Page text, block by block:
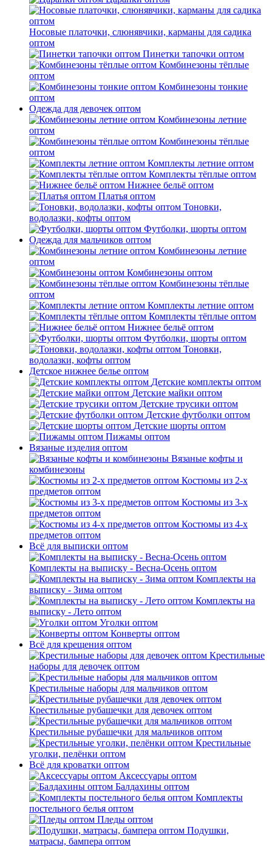
Носовые платочки, слюнявчики, карманы для садика
оптом
Пинетки тапочки оптом
Комбинезоны тёплые
оптом
Комбинезоны тонкие
оптом
Одежда для девочек оптом
Комбинезоны летние
оптом
Комбинезоны тёплые
оптом
Комплекты летние оптом
Комплекты тёплые оптом
Нижнее бельё оптом
Платья оптом
Тоновки,
водолазки, кофты оптом
Футболки, шорты оптом
Одежда для мальчиков оптом
Комбинезоны летние
оптом
Комбинезоны оптом
Комбинезоны тёплые
оптом
Комплекты летние оптом
Комплекты тёплые оптом
Нижнее бельё оптом
Футболки, шорты оптом
Тоновки,
водолазки, кофты оптом
Детское нижнее белье оптом
Детские комплекты оптом
Детские майки оптом
Детские трусики оптом
Детские футболки оптом
Детские шорты оптом
Пижамы оптом
Вязаные изделия оптом
Вязаные кофты и
комбинезоны
Костюмы из 2-х
предметов оптом
Костюмы из 3-х
предметов оптом
Костюмы из 4-х
предметов оптом
Всё для выписки оптом
Комплекты на выписку - Весна-Осень оптом
Комплекты на
выписку - Зима оптом
Комплекты на
выписку - Лето оптом
Уголки оптом
Конверты оптом
Всё для крещения оптом
Крестильные
наборы для девочек оптом
Крестильные наборы для мальчиков оптом
Крестильные рубашечки для девочек оптом
Крестильные рубашечки для мальчиков оптом
Крестильные
уголки, пелёнки оптом
Всё для кроватки оптом
Аксессуары оптом
Балдахины оптом
Комплекты
постельного белья оптом
Пледы оптом
Подушки,
матрасы, бампера оптом